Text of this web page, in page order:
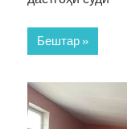
Бештар »